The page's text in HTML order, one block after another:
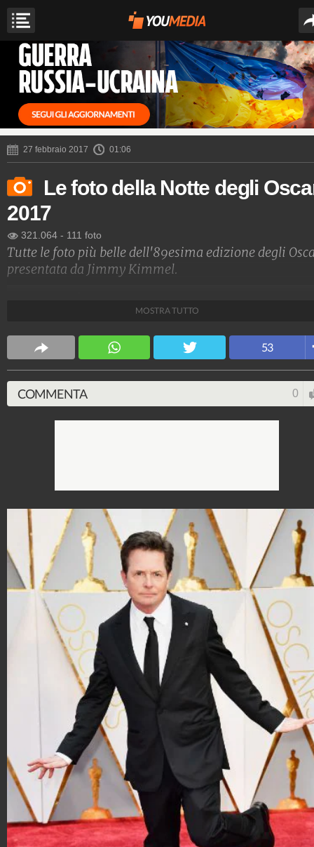
27 febbraio 2017 01:06
Le foto della Notte degli
2017
321.064 - 111 foto
Tutte le foto più belle dell'89esima edizione degli
presentata da Jimmy Kimmel.
9.454 video-76.076 foto
MOSTRA TUTTO
53
COMMENTA 0